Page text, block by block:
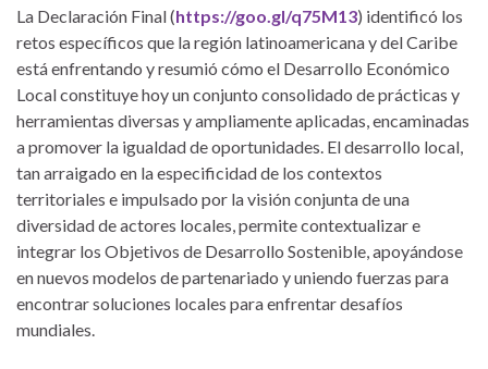
La Declaración Final (https://goo.gl/q75M13) identificó los
retos específicos que la región latinoamericana y del Caribe
está enfrentando y resumió cómo el Desarrollo Económico
Local constituye hoy un conjunto consolidado de prácticas y
herramientas diversas y ampliamente aplicadas, encaminadas
a promover la igualdad de oportunidades. El desarrollo local,
tan arraigado en la especificidad de los contextos
territoriales e impulsado por la visión conjunta de una
diversidad de actores locales, permite contextualizar e
integrar los Objetivos de Desarrollo Sostenible, apoyándose
en nuevos modelos de partenariado y uniendo fuerzas para
encontrar soluciones locales para enfrentar desafíos
mundiales.